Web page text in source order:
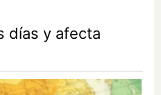
días y afecta